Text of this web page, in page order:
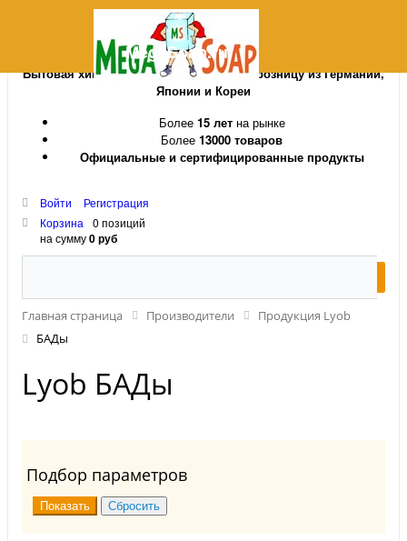
MegaSoap.ru
Бытовая химия и косметика оптом и в розницу из Германии,
Японии и Кореи
Более 15 летна рынке
Более 13000 товаров
Официальные и сертифицированные продукты
Войти
Регистрация
Корзина
0 позиций
на сумму0 руб
Главная страница Производители
Продукция Lyob
БАДы
Lyob БАДы
Подбор параметров